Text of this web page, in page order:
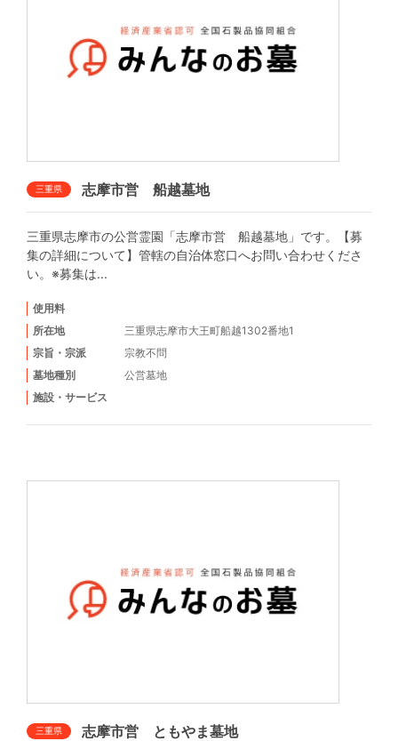
三重県 志摩市営 船越墓地
三重県志摩市の公営霊園「志摩市営 船越墓地」です。【募
集の詳細について】管轄の自治体窓口へお問い合わせくださ
い。※募集は...
使用料
所在地
三重県志摩市大王町船越1302番地1
宗旨・宗派
宗教不問
墓地種別
公営墓地
施設・サービス
三重県 志摩市営 ともやま墓地